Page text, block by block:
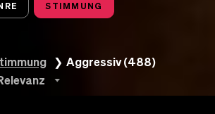
STIMMUNG
Aggressiv (488)